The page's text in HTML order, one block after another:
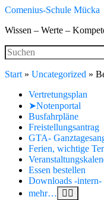
Skip
main
Comenius-Schule Mücka
Wissen – Werte –
Search
for:
Start » Uncategorized »
Vertretungsplan
➤Notenportal
Busfahrpläne
Freistellungsantrag
GTA-
Ferien, wichtige
Essen bestellen
Downloads -intern-
mehr…